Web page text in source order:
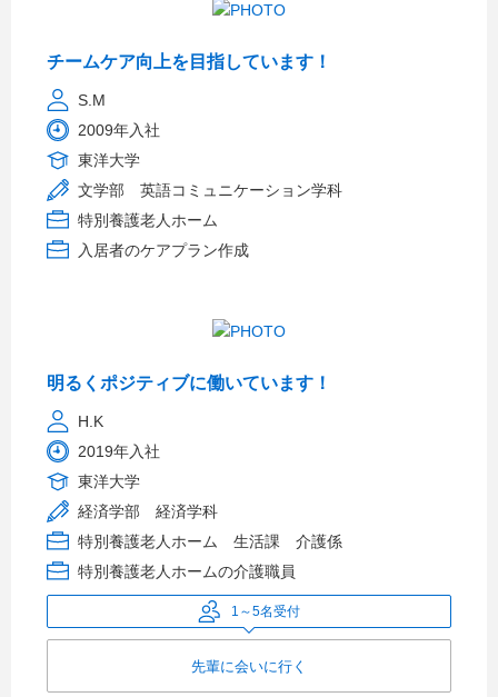
チームケア向上を目指しています！
S.M
2009年入社
東洋大学
文学部 英語コミュニケーション学科
特別養護老人ホーム
入居者のケアプラン作成
明るくポジティブに働いています！
H.K
2019年入社
東洋大学
経済学部 経済学科
特別養護老人ホーム 生活課 介護係
特別養護老人ホームの介護職員
1～5名受付
先輩に会いに行く